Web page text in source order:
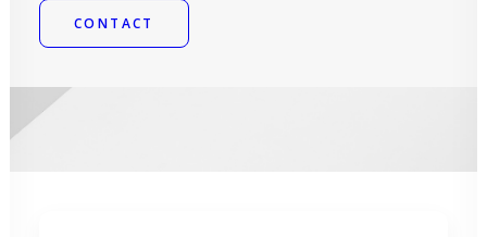
CONTACT
LAURENCE LAUTRETTE
NOVEMBRE 2021